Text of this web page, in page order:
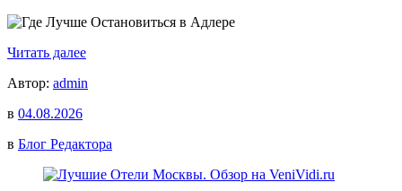
Читать далее
Автор: admin
в 04.08.2026
в Блог Редактора